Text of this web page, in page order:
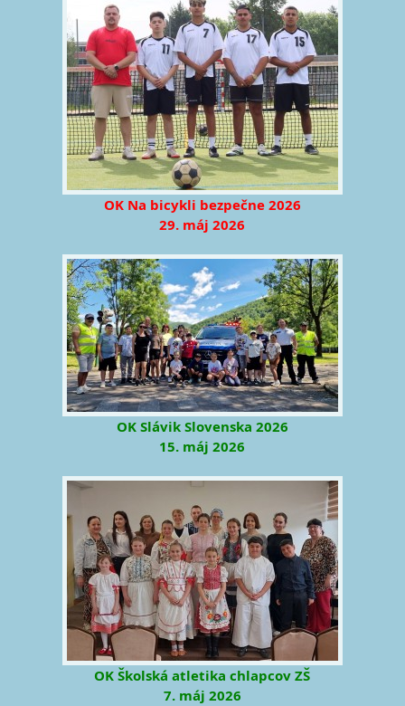
OK Na bicykli bezpečne 2026
29. máj 2026
OK Slávik Slovenska 2026
15. máj 2026
OK Školská atletika chlapcov ZŠ
7. máj 2026